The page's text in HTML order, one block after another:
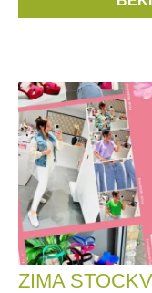
C’est
ZIMA